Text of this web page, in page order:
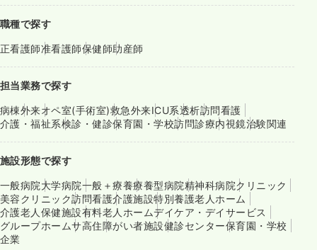
職種で探す
正看護師准看護師保健師助産師
担当業務で探す
病棟外来オペ室(手術室)救急外来ICU系透析訪問看護
介護・福祉系検診・健診保育園・学校訪問診療内視鏡治験関連
施設形態で探す
一般病院大学病院一般＋療養療養型病院精神科病院クリニック
美容クリニック訪問看護介護施設特別養護老人ホーム
介護老人保健施設有料老人ホームデイケア・デイサービス
グループホームサ高住障がい者施設健診センター保育園・学校
企業